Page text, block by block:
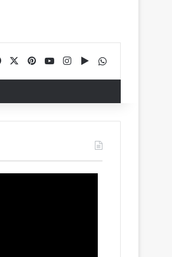
FacebookPinterestYouTubeInstagram
Google Play